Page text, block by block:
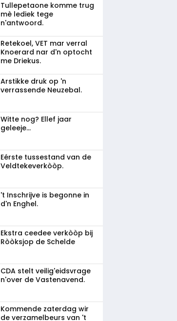
Tullepetaone komme trug
mè lediek tege
n'antwoord.
Retekoel, VET mar verral
Knoerard nar d'n optocht
me Driekus.
Arstikke druk op 'n
verrassende Neuzebal.
Witte nog? Ellef jaar
geleeje...
Eérste tussestand van de
Veldtekeverkòòp.
't Inschrijve is begonne in
d'n Enghel.
Ekstra ceedee verkòòp bij
Ròòksjop de Schelde
CDA stelt veilig'eidsvrage
n'over de Vastenavend.
Kommende zaterdag wir
de verzamelbeurs van 't